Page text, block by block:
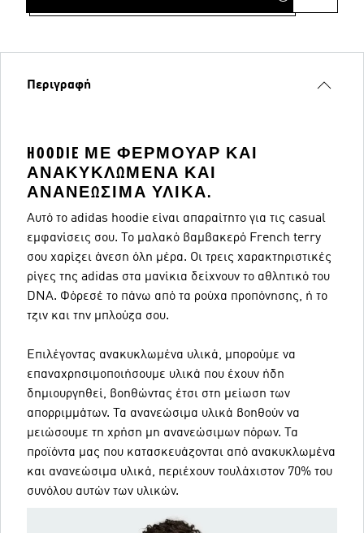
Περιγραφή
HOODIE ΜΕ ΦΕΡΜΟΥΆΡ ΚΑΙ
ΑΝΑΚΥΚΛΩΜΈΝΑ ΚΑΙ
ΑΝΑΝΕΏΣΙΜΑ ΥΛΙΚΆ.
Αυτό το adidas hoodie είναι απαραίτητο για τις casual
εμφανίσεις σου. Το μαλακό βαμβακερό French terry
σου χαρίζει άνεση όλη μέρα. Οι τρεις χαρακτηριστικές
ρίγες της adidas στα μανίκια δείχνουν το αθλητικό του
DNA. Φόρεσέ το πάνω από τα ρούχα προπόνησης, ή το
τζιν και την μπλούζα σου.
Επιλέγοντας ανακυκλωμένα υλικά, μπορούμε να
επαναχρησιμοποιήσουμε υλικά που έχουν ήδη
δημιουργηθεί, βοηθώντας έτσι στη μείωση των
απορριμμάτων. Τα ανανεώσιμα υλικά βοηθούν να
μειώσουμε τη χρήση μη ανανεώσιμων πόρων. Τα
προϊόντα μας που κατασκευάζονται από ανακυκλωμένα
και ανανεώσιμα υλικά, περιέχουν τουλάχιστον 70% του
συνόλου αυτών των υλικών.